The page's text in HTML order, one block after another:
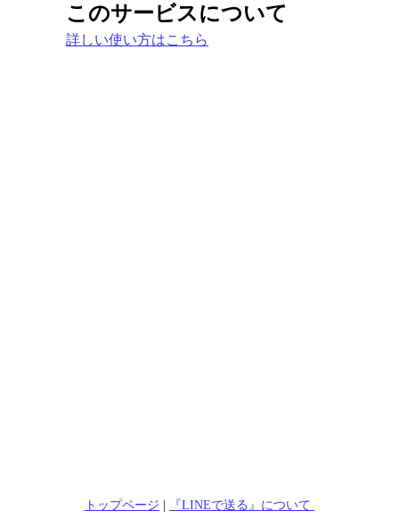
このサービスについて
詳しい使い方はこちら
トップページ | 『LINEで送る』について